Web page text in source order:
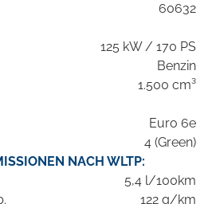
60632
125 kW / 170 PS
Benzin
1.500 cm³
Euro 6e
4 (Green)
NACH WLTP:
5,4 l/100km
122 g/km